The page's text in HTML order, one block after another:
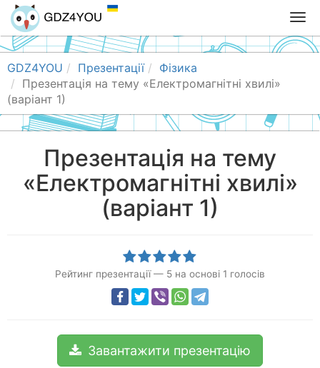
T
o
g
n
a
GDZ4YOU Презентації
Фізика
Презентація на тему «Електромагнітні хвилі»
(варіант 1)
Презентація на тему
«Електромагнітні хвилі»
(варіант 1)
Рейтинг презентації — 5 на основі 1 голосів
Завантажити презентацію